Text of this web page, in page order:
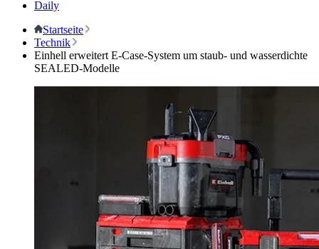
Daily
Startseite
Technik
Einhell erweitert E-Case-System um staub- und wasserdichte
SEALED-Modelle